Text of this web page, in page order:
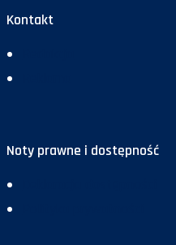
Kontakt
Noty prawne i dostępność